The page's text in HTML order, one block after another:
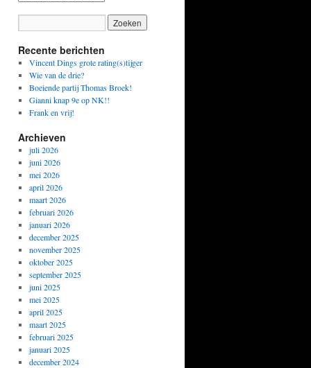
Recente berichten
Vincent Dings grote rating(s)tijger
Wie van de drie?
Boeiende partij Thomas Broek!
Gianni knap 9e op NK!!
Frank en vrij!
Archieven
juli 2026
juni 2026
mei 2026
april 2026
maart 2026
februari 2026
januari 2026
december 2025
november 2025
oktober 2025
september 2025
juni 2025
mei 2025
april 2025
maart 2025
februari 2025
januari 2025
december 2024